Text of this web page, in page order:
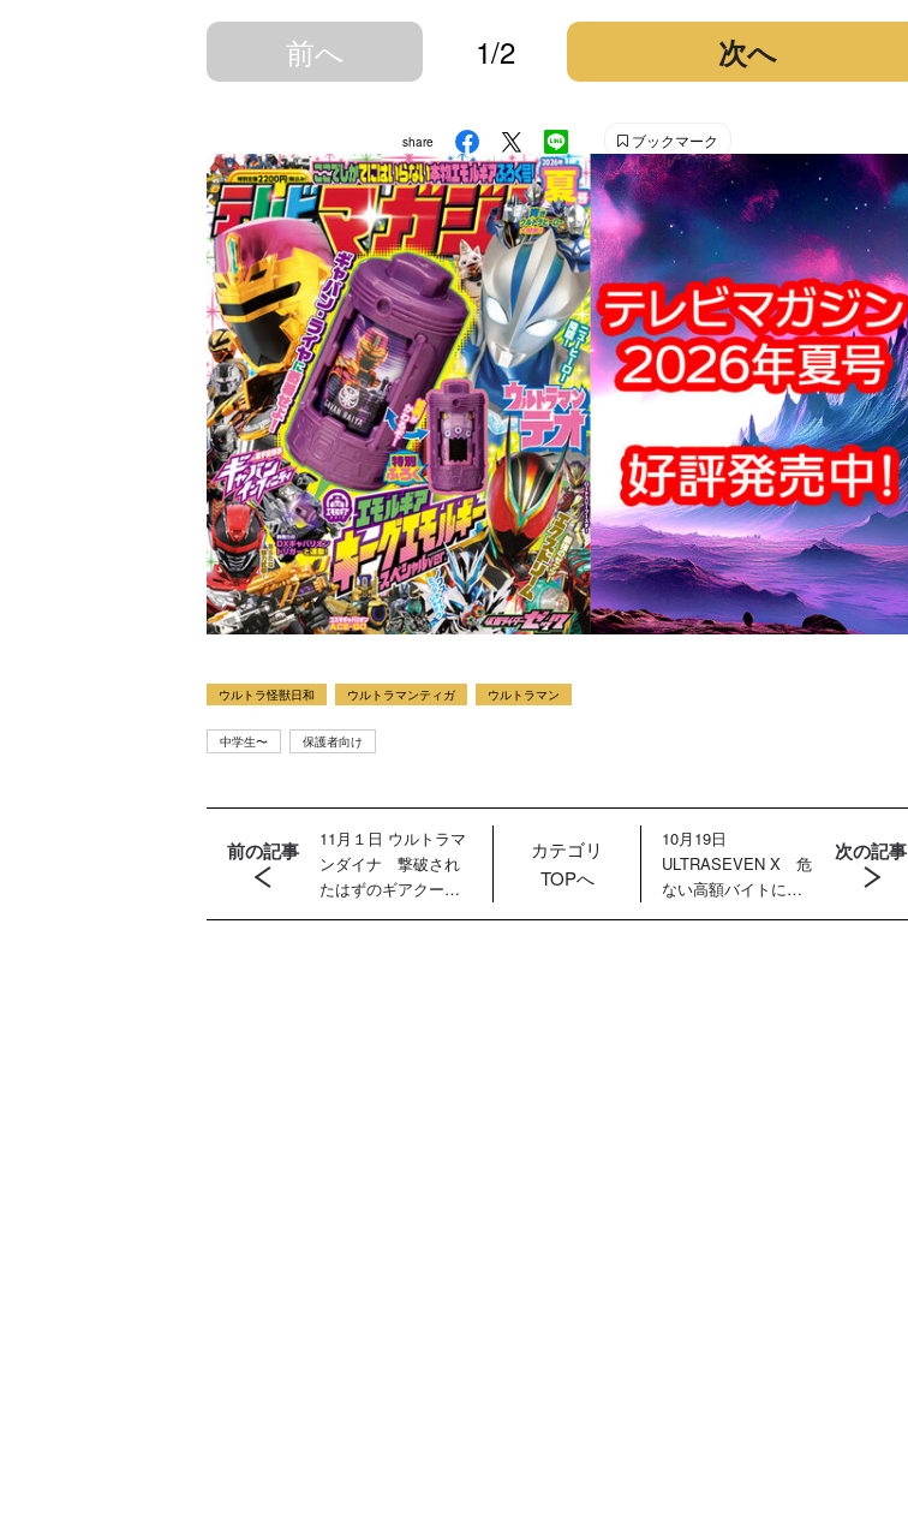
前へ 1/2 次へ
share ブックマーク
ウルトラ怪獣日和 ウルトラマンティガ ウルトラマン
中学生〜 保護者向け
前の記事
11月１日 ウルトラマ
ンダイナ 撃破され
たはずのギアクーダ
が秘めた恐怖の能力
カテゴリ
TOPへ
10月19日
ULTRASEVEN X 危
ない高額バイトに若
者が殺到！ 暗躍す
次の記事